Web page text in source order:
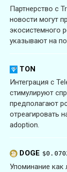
Партнерство с
новости могут
экосистемного
указывают на
TON
Интеграция с
стимулируют
предполагают
отреагировать
adoption.
DOGE
Упоминание